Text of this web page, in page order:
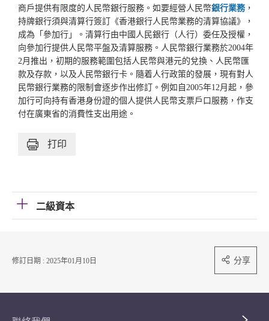
商戶提供有限度的人民幣銀行服務。如要經營人民幣銀行業務 ，
持牌銀行須與清算行簽訂《香港銀行人民幣業務的清算協議》，
成為「參加行」。清算行由中國人民銀行（人行）委任及授權，
向參加行提供人民幣平盤及清算服務。人民幣銀行業務於2004年
2月推出，初期的服務範圍包括人民幣與港元的兌換、人民幣匯
款及存款，以及人民幣銀行卡。隨着人行政策的發展，現有對人
民幣銀行業務的限制會逐步作出修訂。例如自2005年12月起，參
加行可向持有香港身份證的個人提供人民幣支票戶口服務，作支
付在廣東省的消費性支出用途。
打印
二級資本
修訂日期 : 2025年01月10日 分享